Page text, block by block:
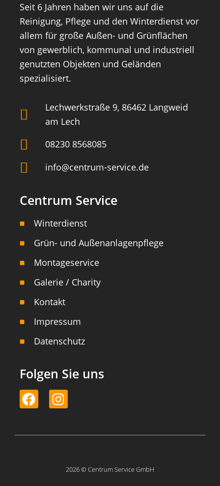
Seit 6 Jahren haben wir uns auf die
Reinigung, Pflege und den Winterdienst vor
allem für große Außen- und Grünflächen
von gewerblich, kommunal und industriell
genutzten Objekten und Geländen
spezialisiert.
Lechwerkstraße 9, 86462 Langweid
am Lech
08230 8568085
info@centrum-service.de
Centrum Service
Winterdienst
Grün- und Außenanlagenpflege
Montageservice
Galerie / Charity
Kontakt
Impressum
Datenschutz
Folgen Sie uns
2026 © Centrum Service GmbH